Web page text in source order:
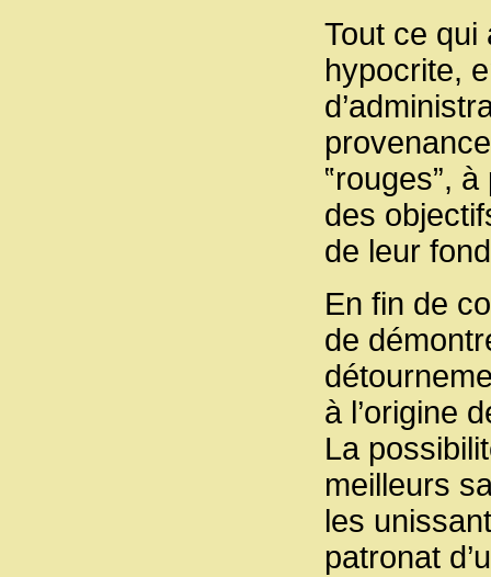
Tout ce qui
hypocrite,
‟rouges”,
des
de leur
En fin de
de
à l’origine
La
meilleurs
les
patronat